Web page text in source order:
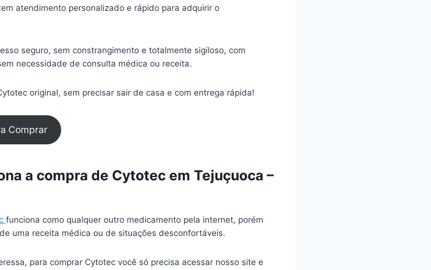
atendimento personalizado e rápido para adquirir o
seguro, sem constrangimento e totalmente sigiloso, com
necessidade de consulta médica ou receita.
original, sem precisar sair de casa e com entrega rápida!
Comprar
a compra de Cytotec em Tejuçuoca –
funciona como qualquer outro medicamento pela internet, porém
uma receita médica ou de situações desconfortáveis.
para comprar Cytotec você só precisa acessar nosso site e